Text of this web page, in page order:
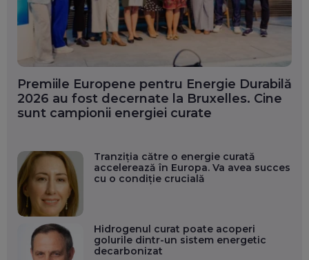
Premiile Europene pentru Energie Durabilă
2026 au fost decernate la Bruxelles. Cine
sunt campionii energiei curate
Tranziția către o energie curată
accelerează în Europa. Va avea succes
cu o condiție crucială
Hidrogenul curat poate acoperi
golurile dintr-un sistem energetic
decarbonizat